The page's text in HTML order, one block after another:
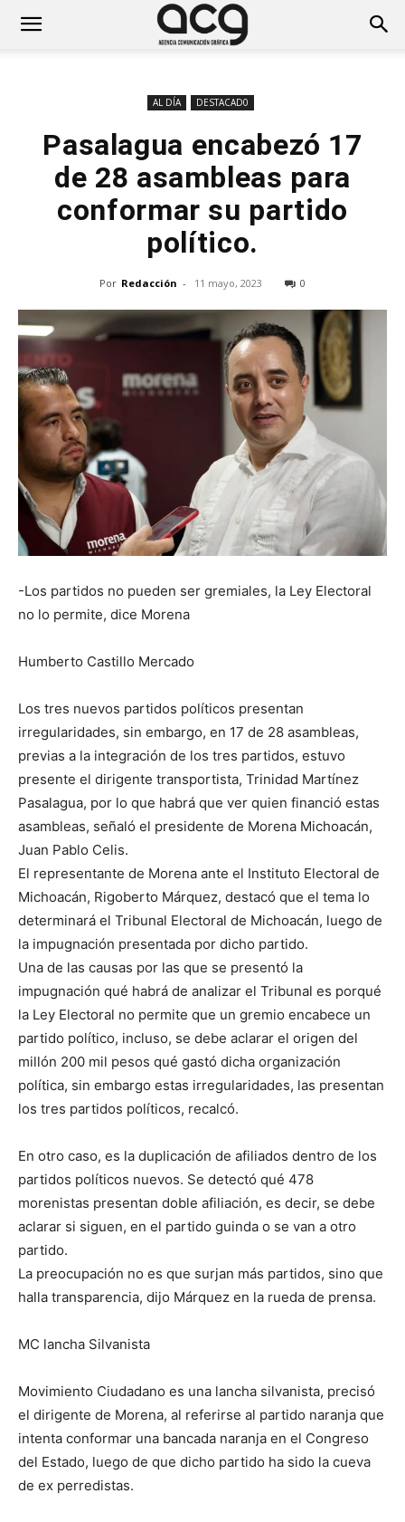
AL DÍA DESTACAD0
Pasalagua encabezó 17
de 28 asambleas para
conformar su partido
político.
Por Redacción - 11 mayo, 2023 0
-Los partidos no pueden ser gremiales, la Ley Electoral
no lo permite, dice Morena
Humberto Castillo Mercado
Los tres nuevos partidos políticos presentan
irregularidades, sin embargo, en 17 de 28 asambleas,
previas a la integración de los tres partidos, estuvo
presente el dirigente transportista, Trinidad Martínez
Pasalagua, por lo que habrá que ver quien financió estas
asambleas, señaló el presidente de Morena Michoacán,
Juan Pablo Celis.
El representante de Morena ante el Instituto Electoral de
Michoacán, Rigoberto Márquez, destacó que el tema lo
determinará el Tribunal Electoral de Michoacán, luego de
la impugnación presentada por dicho partido.
Una de las causas por las que se presentó la
impugnación qué habrá de analizar el Tribunal es porqué
la Ley Electoral no permite que un gremio encabece un
partido político, incluso, se debe aclarar el origen del
millón 200 mil pesos qué gastó dicha organización
política, sin embargo estas irregularidades, las presentan
los tres partidos políticos, recalcó.
En otro caso, es la duplicación de afiliados dentro de los
partidos políticos nuevos. Se detectó qué 478
morenistas presentan doble afiliación, es decir, se debe
aclarar si siguen, en el partido guinda o se van a otro
partido.
La preocupación no es que surjan más partidos, sino que
halla transparencia, dijo Márquez en la rueda de prensa.
MC lancha Silvanista
Movimiento Ciudadano es una lancha silvanista, precisó
el dirigente de Morena, al referirse al partido naranja que
intenta conformar una bancada naranja en el Congreso
del Estado, luego de que dicho partido ha sido la cueva
de ex perredistas.